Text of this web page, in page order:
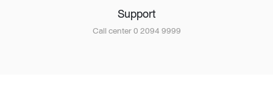
Support
Call center 0 2094 9999